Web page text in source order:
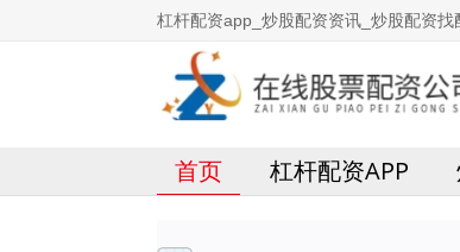
杠杆配资app_炒股配资资讯_炒股配资找
首页 杠杆配资APP